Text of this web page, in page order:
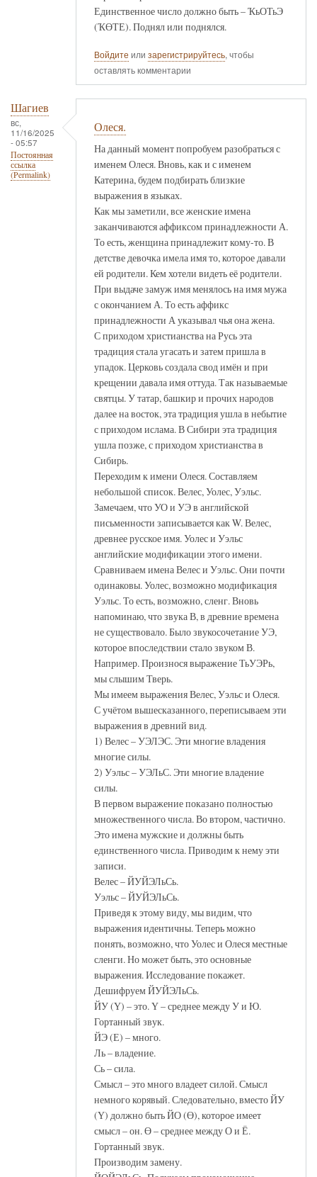
Единственное число должно быть – ҠьОТьЭ
(ҠӨТЕ). Поднял или поднялся.
Войдите или зарегистрируйтесь, чтобы
оставлять комментарии
Шагиев
вс,
11/16/2025
- 05:57
Постоянная
ссылка
(Permalink)
Олеся.
На данный момент попробуем разобраться с
именем Олеся. Вновь, как и с именем
Катерина, будем подбирать близкие
выражения в языках.
Как мы заметили, все женские имена
заканчиваются аффиксом принадлежности А.
То есть, женщина принадлежит кому-то. В
детстве девочка имела имя то, которое давали
ей родители. Кем хотели видеть её родители.
При выдаче замуж имя менялось на имя мужа
с окончанием А. То есть аффикс
принадлежности А указывал чья она жена.
С приходом христианства на Русь эта
традиция стала угасать и затем пришла в
упадок. Церковь создала свод имён и при
крещении давала имя оттуда. Так называемые
святцы. У татар, башкир и прочих народов
далее на восток, эта традиция ушла в небытие
с приходом ислама. В Сибири эта традиция
ушла позже, с приходом христианства в
Сибирь.
Переходим к имени Олеся. Составляем
небольшой список. Велес, Уолес, Уэльс.
Замечаем, что УО и УЭ в английской
письменности записывается как W. Велес,
древнее русское имя. Уолес и Уэльс
английские модификации этого имени.
Сравниваем имена Велес и Уэльс. Они почти
одинаковы. Уолес, возможно модификация
Уэльс. То есть, возможно, сленг. Вновь
напоминаю, что звука В, в древние времена
не существовало. Было звукосочетание УЭ,
которое впоследствии стало звуком В.
Например. Произнося выражение ТьУЭРь,
мы слышим Тверь.
Мы имеем выражения Велес, Уэльс и Олеся.
С учётом вышесказанного, переписываем эти
выражения в древний вид.
1) Велес – УЭЛЭС. Эти многие владения
многие силы.
2) Уэльс – УЭЛьС. Эти многие владение
силы.
В первом выражение показано полностью
множественного числа. Во втором, частично.
Это имена мужские и должны быть
единственного числа. Приводим к нему эти
записи.
Велес – ЙУЙЭЛьСь.
Уэльс – ЙУЙЭЛьСь.
Приведя к этому виду, мы видим, что
выражения идентичны. Теперь можно
понять, возможно, что Уолес и Олеся местные
сленги. Но может быть, это основные
выражения. Исследование покажет.
Дешифруем ЙУЙЭЛьСь.
ЙУ (Ү) – это. Ү – среднее между У и Ю.
Гортанный звук.
ЙЭ (Е) – много.
Ль – владение.
Сь – сила.
Смысл – это много владеет силой. Смысл
немного корявый. Следовательно, вместо ЙУ
(Ү) должно быть ЙО (Ө), которое имеет
смысл – он. Ө – среднее между О и Ё.
Гортанный звук.
Производим замену.